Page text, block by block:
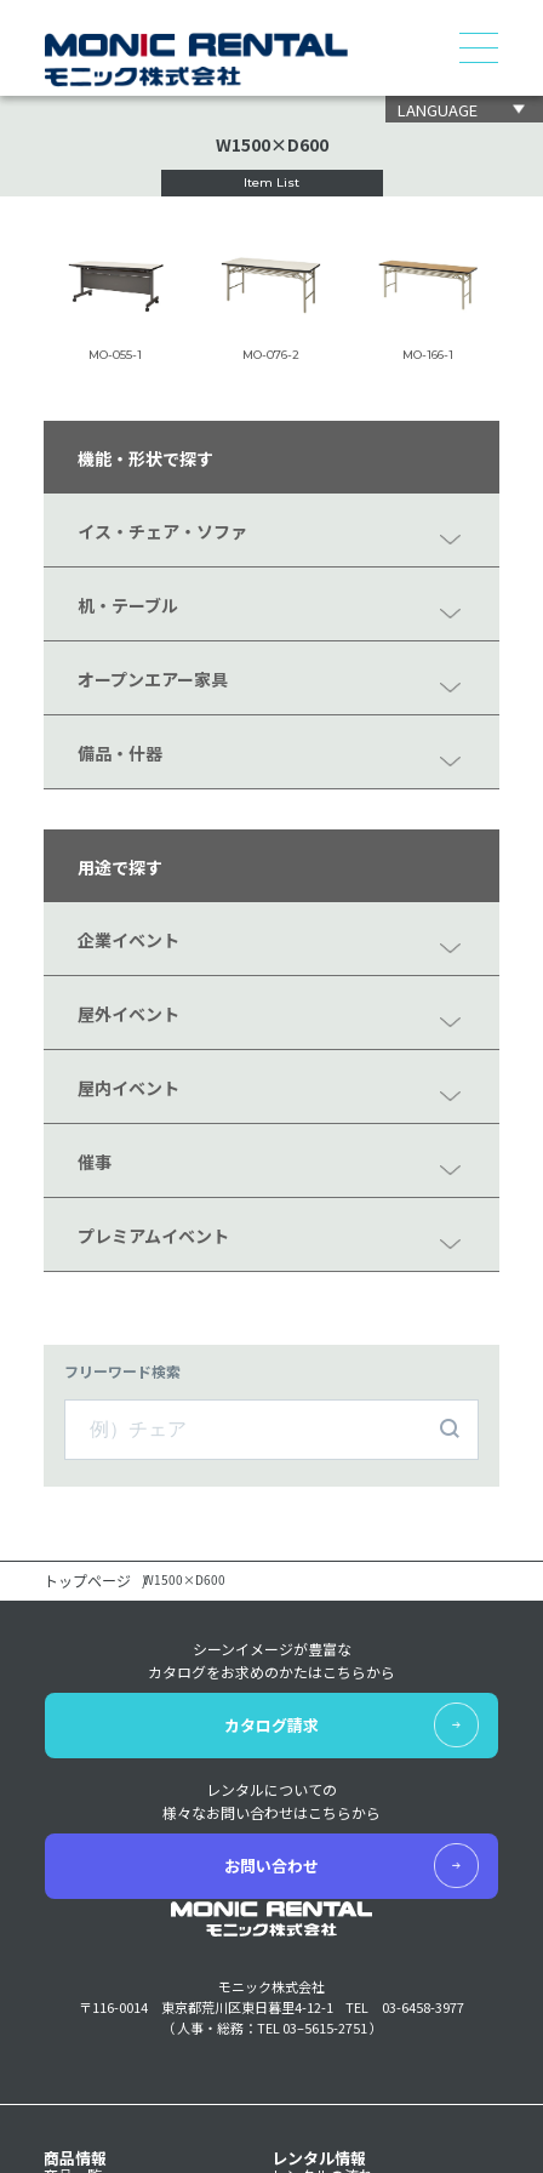
LANGUAGE
W1500×D600
Item List
機能・形状で探す
イス・チェア・ソファ
机・テーブル
オープンエアー家具
備品・什器
用途で探す
企業イベント
屋外イベント
屋内イベント
催事
プレミアムイベント
フリーワード検索
MO-055-1 MO-076-2 MO-166-1
トップページ W1500×D600
モニック株式会社
〒116-0014 東京都荒川区東日暮里4-12-1
TEL 03-6458-3977
（ 人事・総務：TEL 03–5615-2751 ）
シーンイメージが豊富な
カタログをお求めのかたはこちらから
カタログ請求
レンタルについての
様々なお問い合わせはこちらから
お問い合わせ
商品情報 レンタル情報